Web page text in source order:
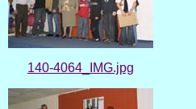
140-4064_IMG.jpg